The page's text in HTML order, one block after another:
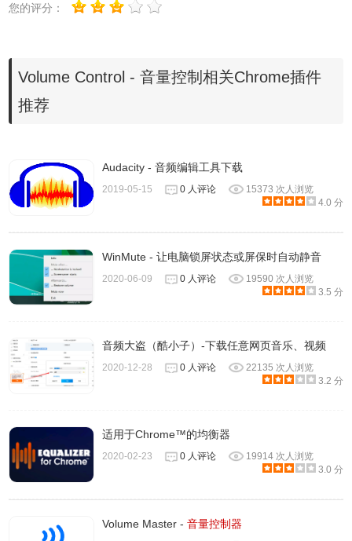
2、volume control-音量控制插件的使用，安装完毕后，我们
打开一个有音频输出的页面，再点击本插件就就可以进行音
频控制了，点击音频控件左边的喇叭就可以立即静音该页
3、当我们打开了多个有音频输出的页面时音频控件下方就会
有多个页面标题，我们可以点击页面标题进行有音频输出页
您的评分：
Volume Control - 音量控制相关Chrome插件
推荐
Audacity - 音频编辑工具下载
2019-05-15 0 人评论
15373 次人浏览
4.0 分
WinMute - 让电脑锁屏状态或屏保时自动静音
2020-06-09 0 人评论
19590 次人浏览
3.5 分
音频大盗（酷小子）-下载任意网页音乐、视频
2020-12-28 0 人评论
22135 次人浏览
3.2 分
适用于Chrome™的均衡器
2020-02-23 0 人评论
19914 次人浏览
3.0 分
Volume Master -音量控制器